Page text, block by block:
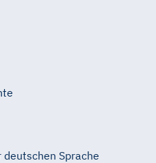
Sprache